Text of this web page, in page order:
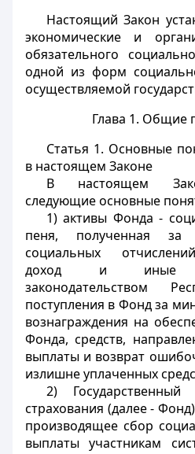
Настоящий Закон
экономические и
обязательного
одной из форм
осуществляемой
Глава 1. Общие
Статья 1. Основные
в настоящем Законе
В настоящем
следующие основные
1) активы Фонда -
пеня, полученная за
социальных
доход и иные
законодательством
поступления в Фонд за
вознаграждения на
Фонда, средств,
выплаты и возврат
излишне уплаченных
2)
страхования (далее -
производящее сбор
выплаты участникам